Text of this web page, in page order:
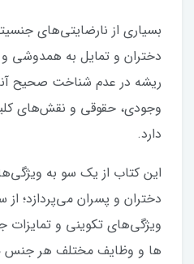
بسیاری از نارضایتی‌های
دختران و تمایل به همدوشی و
ریشه در عدم شناخت صحیح
وجودی، حقوقی و نقش‌های
دارد.
این کتاب از یک سو به
دختران و پسران می‌پردازد؛ از
ویژگی‌های تکوینی و تمایزات
ها و وظایف مختلف هر جنس